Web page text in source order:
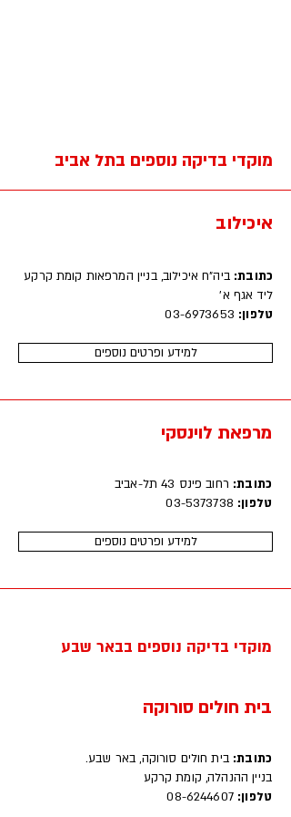
מוקדי בדיקה נוספים בתל אביב
איכילוב
‍כתובת:ביה"ח איכילוב, בניין המרפאות קומת קרקע
ליד אגף א'
טלפון: 03-6973653
למידע ופרטים נוספים
מרפאת לוינסקי
כתובת: רחוב פינס 43 תל-אביב
טלפון: 03-5373738
למידע ופרטים נוספים
מוקדי בדיקה נוספים בבאר שבע
בית חולים סורוקה
כתובת:בית חולים סורוקה, באר שבע.
בניין ההנהלה, קומת קרקע
טלפון:08-6244607